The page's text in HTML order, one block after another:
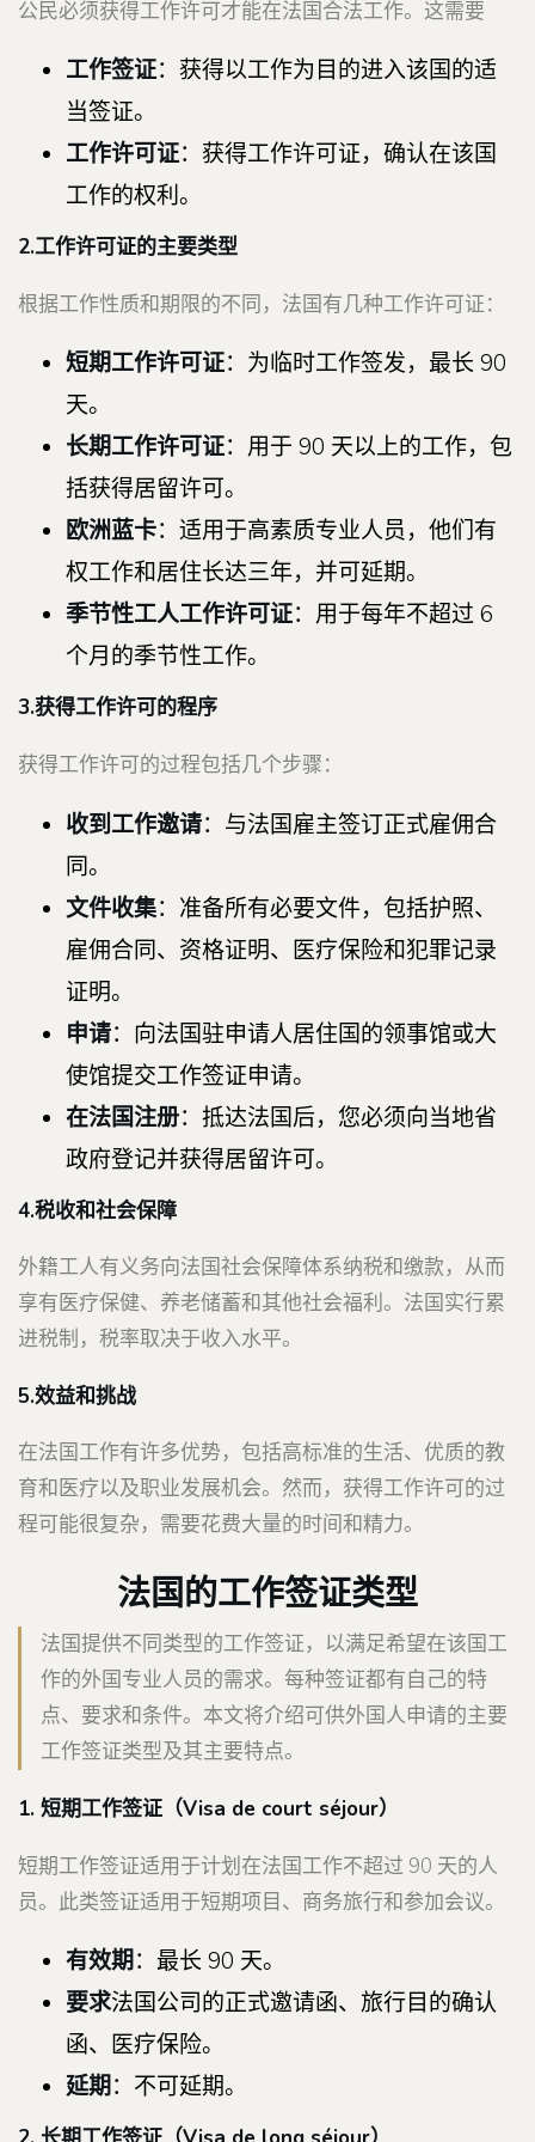
公民必须获得工作许可才能在法国合法工作。这需要
工作签证：获得以工作为目的进入该国的适
当签证。
工作许可证：获得工作许可证，确认在该国
工作的权利。
2.工作许可证的主要类型
根据工作性质和期限的不同，法国有几种工作许可证：
短期工作许可证：为临时工作签发，最长 90
天。
长期工作许可证：用于 90 天以上的工作，包
括获得居留许可。
欧洲蓝卡：适用于高素质专业人员，他们有
权工作和居住长达三年，并可延期。
季节性工人工作许可证：用于每年不超过 6
个月的季节性工作。
3.获得工作许可的程序
获得工作许可的过程包括几个步骤：
收到工作邀请：与法国雇主签订正式雇佣合
同。
文件收集：准备所有必要文件，包括护照、
雇佣合同、资格证明、医疗保险和犯罪记录
证明。
申请：向法国驻申请人居住国的领事馆或大
使馆提交工作签证申请。
在法国注册：抵达法国后，您必须向当地省
政府登记并获得居留许可。
4.税收和社会保障
外籍工人有义务向法国社会保障体系纳税和缴款，从而
享有医疗保健、养老储蓄和其他社会福利。法国实行累
进税制，税率取决于收入水平。
5.效益和挑战
在法国工作有许多优势，包括高标准的生活、优质的教
育和医疗以及职业发展机会。然而，获得工作许可的过
程可能很复杂，需要花费大量的时间和精力。
法国的工作签证类型
法国提供不同类型的工作签证，以满足希望在该国工
作的外国专业人员的需求。每种签证都有自己的特
点、要求和条件。本文将介绍可供外国人申请的主要
工作签证类型及其主要特点。
1. 短期工作签证（Visa de court séjour）
短期工作签证适用于计划在法国工作不超过 90 天的人
员。此类签证适用于短期项目、商务旅行和参加会议。
有效期：最长 90 天。
要求法国公司的正式邀请函、旅行目的确认
函、医疗保险。
延期：不可延期。